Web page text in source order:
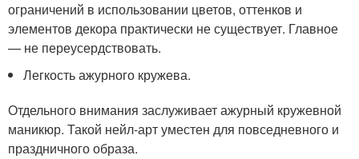
ограничений в использовании цветов, оттенков и
элементов декора практически не существует. Главное
— не переусердствовать.
Легкость ажурного кружева.
Отдельного внимания заслуживает ажурный кружевной
маникюр. Такой нейл-арт уместен для повседневного и
праздничного образа.